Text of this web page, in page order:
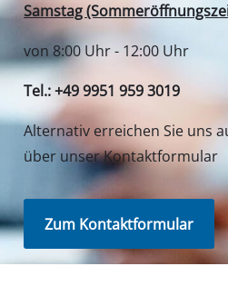
Samstag
von 8:00 Uhr - 12:00 Uhr
Tel.: +49 9951 959 3019
Alternativ erreichen Sie uns
über unser Kontaktformular
Zum Kontaktformular